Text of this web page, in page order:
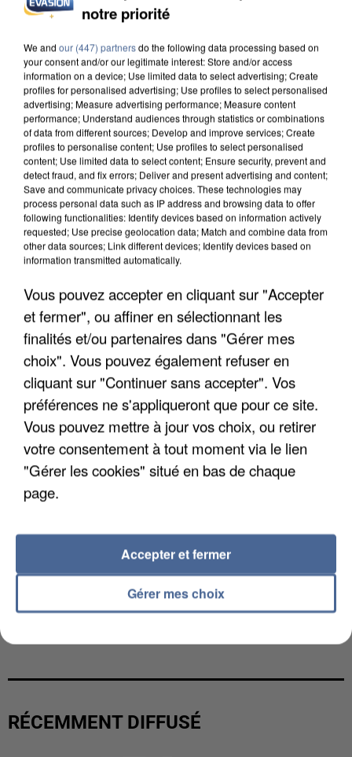
INCENDIES : L’ÎLE-DE-FRANCE LANCE UN ÉLAN
APRÈS TOUTES CES CANICULES, LES REFUGES
DE FAUNE SAUVAGE SONT...
MAFIA INTERPELLÉ EN ALGÉRIE
RÉCEMMENT DIFFUSÉ
notre priorité
We and our (447) partnersdo the following data processing based on
your consent and/or our legitimate interest: Store and/or access
information on a device; Use limited data to select advertising; Create
profiles for personalised advertising; Use profiles to select personalised
advertising; Measure advertising performance; Measure content
performance; Understand audiences through statistics or combinations
of data from different sources; Develop and improve services; Create
profiles to personalise content; Use profiles to select personalised
content; Use limited data to select content; Ensure security, prevent and
detect fraud, and fix errors; Deliver and present advertising and content;
Save and communicate privacy choices. These technologies may
process personal data such as IP address and browsing data to offer
following functionalities: Identify devices based on information actively
requested; Use precise geolocation data; Match and combine data from
other data sources; Link different devices; Identify devices based on
information transmitted automatically.
Vous pouvez accepter en cliquant sur "Accepter
et fermer", ou affiner en sélectionnant les
finalités et/ou partenaires dans "Gérer mes
choix". Vous pouvez également refuser en
cliquant sur "Continuer sans accepter". Vos
préférences ne s'appliqueront que pour ce site.
Vous pouvez mettre à jour vos choix, ou retirer
votre consentement à tout moment via le lien
"Gérer les cookies" situé en bas de chaque
page.
Gérer mes choix
Accepter et fermer